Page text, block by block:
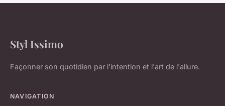
Styl Issimo
Façonner son quotidien par l'intention et l'art de l'allure.
NAVIGATION